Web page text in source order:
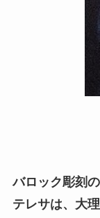
バロック彫刻
テレサは、大